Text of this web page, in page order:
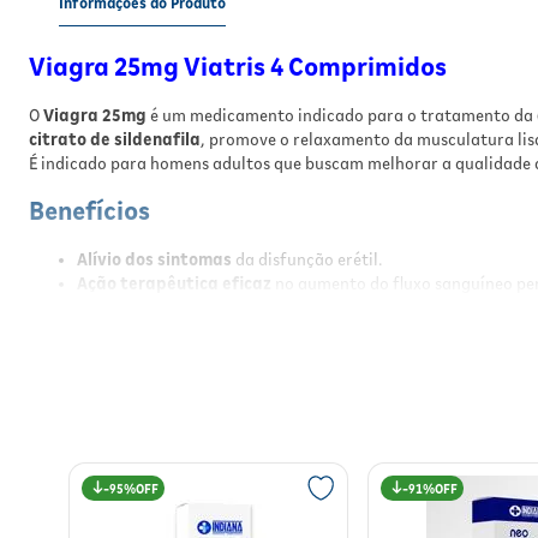
Viagra 25mg Viatris 4 Comprimidos
OViagra 25mg é um medicamento indicado para o tratamento da
citrato de sildenafila, promove o relaxamento da musculatura
É indicado para homens adultos que buscam melhorar a qualidade
Benefícios
Alívio dos sintomas da disfunção erétil.
Ação terapêutica eficaz no aumento do fluxo sanguíneo
de cerca de uma hora após a administração, sempre em
95% 91%